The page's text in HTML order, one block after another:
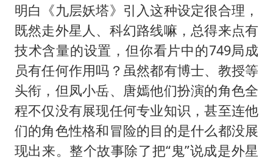
明白《九层妖塔》引入这种设定很合理，
既然走外星人、科幻路线嘛，总得来点有
技术含量的设置，但你看片中的749局成
员有任何作用吗？虽然都有博士、教授等
头衔，但凤小岳、唐嫣他们扮演的角色全
程不仅没有展现任何专业知识，甚至连他
们的角色性格和冒险的目的是什么都没展
现出来。整个故事除了把“鬼”说成是外星